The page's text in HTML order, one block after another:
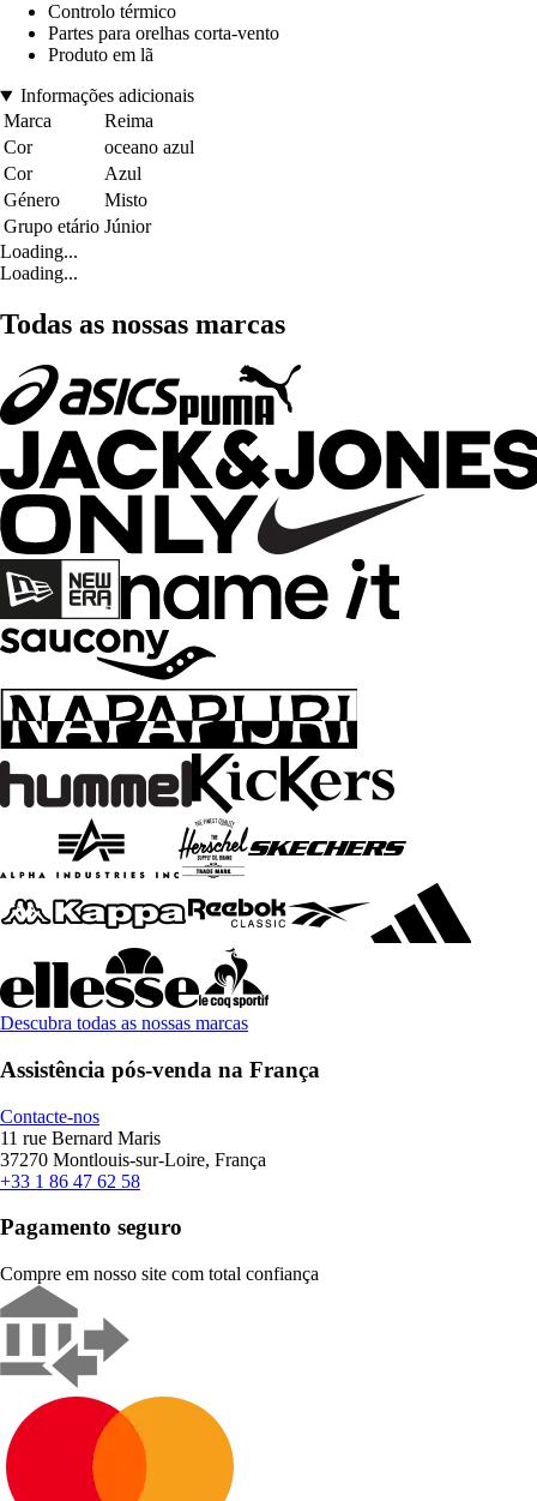
Controlo térmico
Partes para orelhas corta-vento
Produto em lã
Informações adicionais
Marca
Reima
Cor
oceano azul
Cor
Azul
Género
Misto
Grupo etário Júnior
Loading...
Loading...
Todas as nossas marcas
Descubra todas as nossas marcas
Assistência pós-venda na França
Contacte-nos
11 rue Bernard Maris
37270 Montlouis-sur-Loire, França
+33 1 86 47 62 58
Pagamento seguro
Compre em nosso site com total confiança